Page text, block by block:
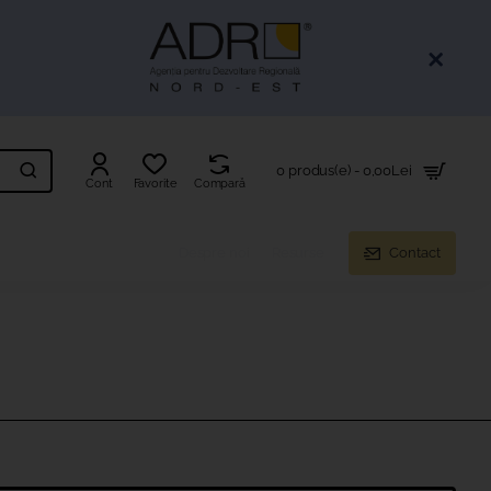
Cont Favorite Compară
0 produs(e) - 0,00Lei
Contact